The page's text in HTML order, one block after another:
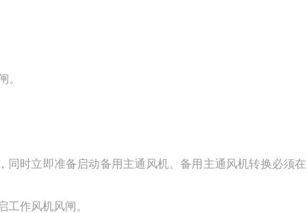
。
时立即准备启动备用主通风机。备用主通风机转换必须
作风机风闸。